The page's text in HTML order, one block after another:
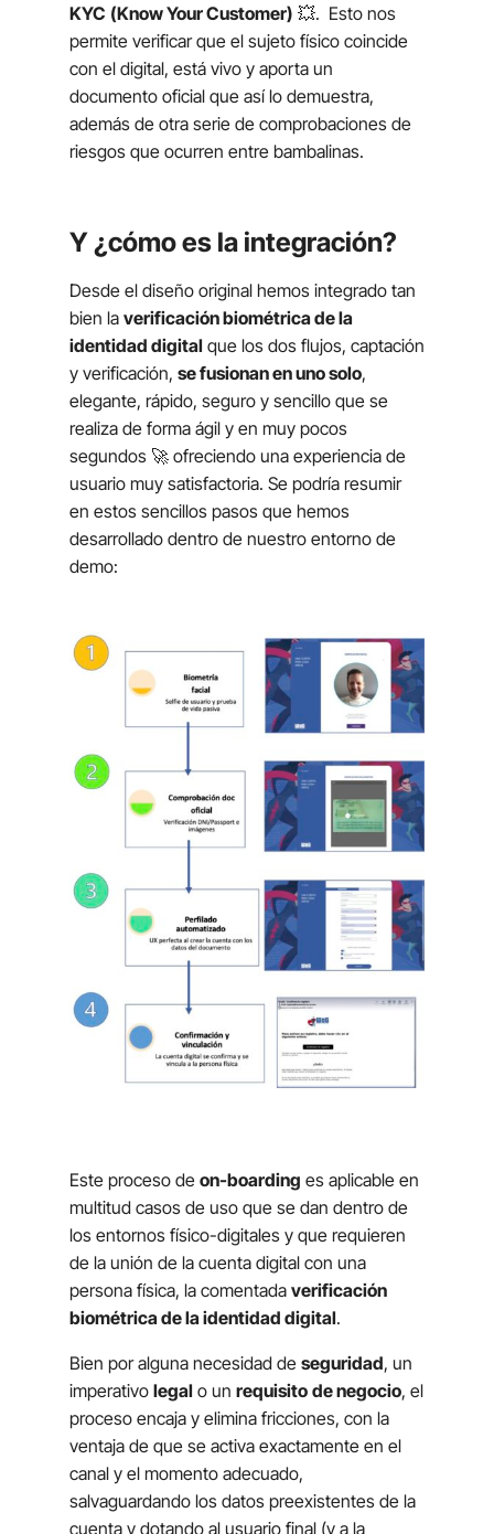
KYC (Know Your Customer) 💥. Esto nos
permite verificar que el sujeto físico coincide
con el digital, está vivo y aporta un
documento oficial que así lo demuestra,
además de otra serie de comprobaciones de
riesgos que ocurren entre bambalinas.
Y ¿cómo es la integración?
Desde el diseño original hemos integrado tan
bien la verificación biométrica de la
identidad digitalque los dos flujos, captación
y verificación, se fusionan en uno solo,
elegante, rápido, seguro y sencillo que se
realiza de forma ágil y en muy pocos
segundos 🚀 ofreciendo una experiencia de
usuario muy satisfactoria. Se podría resumir
en estos sencillos pasos que hemos
desarrollado dentro de nuestro entorno de
demo:
Este proceso de on-boarding es aplicable en
multitud casos de uso que se dan dentro de
los entornos físico-digitales y que requieren
de la unión de la cuenta digital con una
persona física, la comentada verificación
biométrica de la identidad digital.
Bien por alguna necesidad de seguridad, un
imperativo legalo un requisito de negocio, el
proceso encaja y elimina fricciones, con la
ventaja de que se activa exactamente en el
canal y el momento adecuado,
salvaguardando los datos preexistentes de la
cuenta y dotando al usuario final (y a la